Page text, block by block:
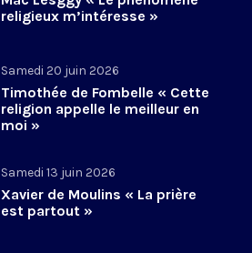
religieux m’intéresse »
Samedi 20 juin 2026
Timothée de Fombelle « Cette
religion appelle le meilleur en
moi »
Samedi 13 juin 2026
Xavier de Moulins « La prière
est partout »